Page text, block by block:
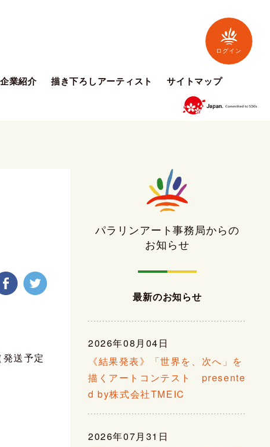
業紹介 描き下ろしアーティスト サイトマップ
ログイン
送予定
パラリンアート事務局からの
お知らせ
最新のお知らせ
2026年08月04日
《結果発表》「世界を、次へ」を
描くアートコンテスト presente
d by株式会社TMEIC
2026年07月31日